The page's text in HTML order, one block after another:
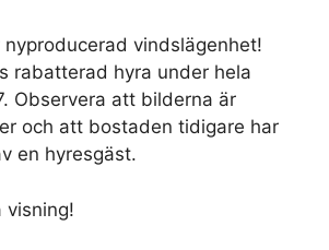
vindslägenhet!
rabatterad hyra under hela
Observera att bilderna är
och att bostaden tidigare har
en hyresgäst.
visning!